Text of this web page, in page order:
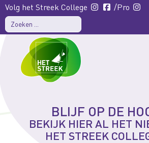
Volg het Streek College /Pro
BLIJF OP DE
BEKIJK HIER AL HET
HET STREEK